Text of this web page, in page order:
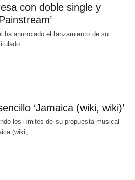
con doble single y
ha anunciado el lanzamiento de su
‘Jamaica (wiki, wiki)’
los límites de su propuesta musical
(wiki,…